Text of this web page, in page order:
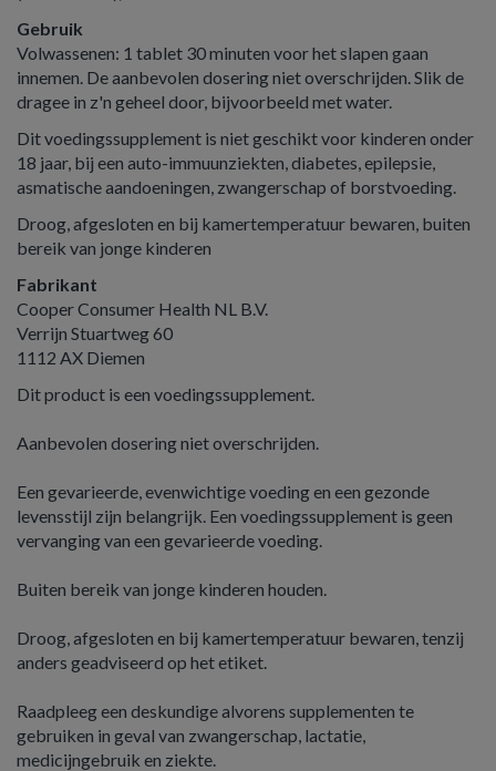
Gebruik
Volwassenen: 1 tablet 30 minuten voor het slapen gaan
innemen. De aanbevolen dosering niet overschrijden. Slik de
dragee in z'n geheel door, bijvoorbeeld met water.
Dit voedingssupplement is niet geschikt voor kinderen onder
18 jaar, bij een auto-immuunziekten, diabetes, epilepsie,
asmatische aandoeningen, zwangerschap of borstvoeding.
Droog, afgesloten en bij kamertemperatuur bewaren, buiten
bereik van jonge kinderen
Fabrikant
Cooper Consumer Health NL B.V.
Verrijn Stuartweg 60
1112 AX Diemen
Dit product is een voedingssupplement.
Aanbevolen dosering niet overschrijden.
Een gevarieerde, evenwichtige voeding en een gezonde
levensstijl zijn belangrijk. Een voedingssupplement is geen
vervanging van een gevarieerde voeding.
Buiten bereik van jonge kinderen houden.
Droog, afgesloten en bij kamertemperatuur bewaren, tenzij
anders geadviseerd op het etiket.
Raadpleeg een deskundige alvorens supplementen te
gebruiken in geval van zwangerschap, lactatie,
medicijngebruik en ziekte.